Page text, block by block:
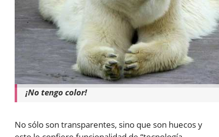
¡No tengo color!
No sólo son transparentes, sino que son huecos y